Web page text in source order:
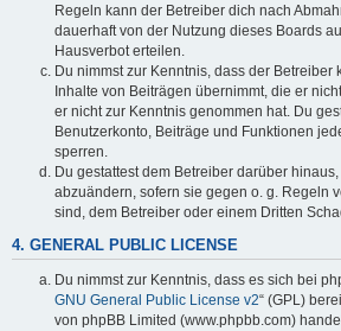
Regeln kann der Betreiber dich nach
dauerhaft von der Nutzung dieses Boards
Hausverbot erteilen.
Du nimmst zur Kenntnis, dass der Betreiber
Inhalte von Beiträgen übernimmt, die er
er nicht zur Kenntnis genommen hat. Du
Benutzerkonto, Beiträge und Funktionen
sperren.
Du gestattest dem Betreiber darüber
abzuändern, sofern sie gegen o. g. Regeln
sind, dem Betreiber oder einem Dritten
4. GENERAL PUBLIC LICENSE
Du nimmst zur Kenntnis, dass es sich bei
GNU General Public License v2“ (GPL)
von phpBB Limited (www.phpbb.com)